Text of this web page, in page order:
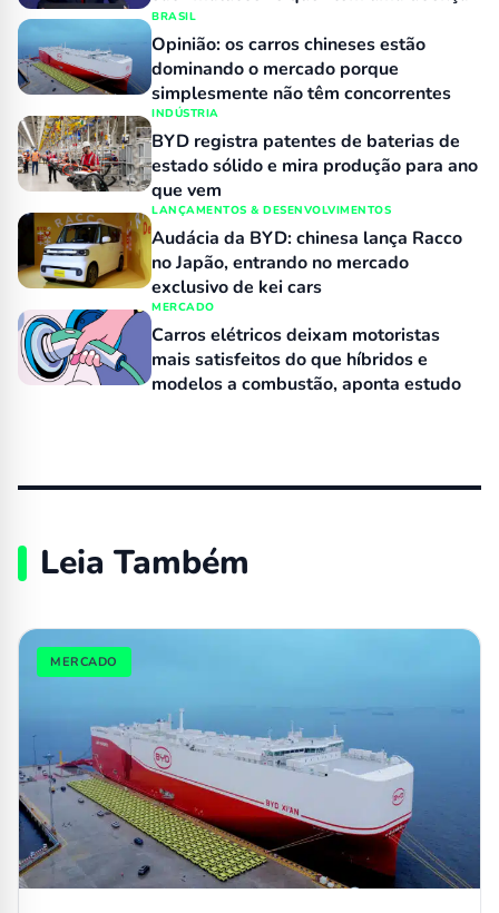
BRASIL
Opinião: os carros chineses estão
dominando o mercado porque
simplesmente não têm concorrentes
INDÚSTRIA
BYD registra patentes de baterias de
estado sólido e mira produção para ano
que vem
LANÇAMENTOS & DESENVOLVIMENTOS
Audácia da BYD: chinesa lança Racco
no Japão, entrando no mercado
exclusivo de kei cars
MERCADO
Carros elétricos deixam motoristas
mais satisfeitos do que híbridos e
modelos a combustão, aponta estudo
Leia Também
MERCADO